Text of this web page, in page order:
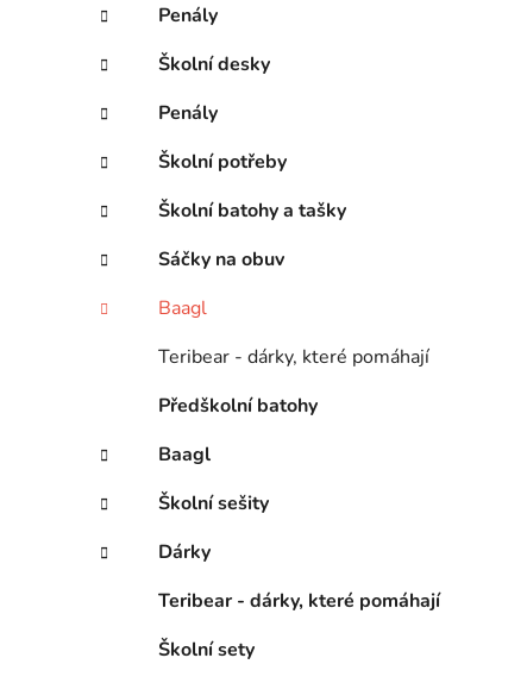
Penály
Školní desky
Penály
Školní potřeby
Školní batohy a tašky
Sáčky na obuv
Baagl
Teribear - dárky, které pomáhají
Předškolní batohy
Baagl
Školní sešity
Dárky
Teribear - dárky, které pomáhají
Školní sety